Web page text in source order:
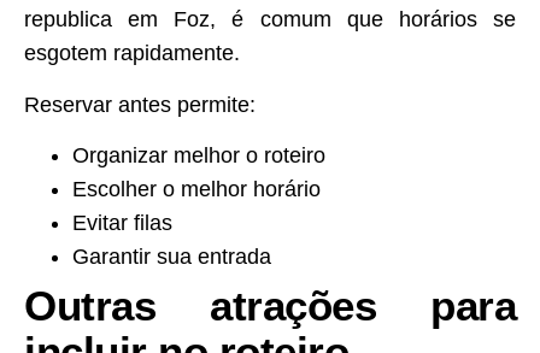
republica em Foz, é comum que horários se
esgotem rapidamente.
Reservar antes permite:
Organizar melhor o roteiro
Escolher o melhor horário
Evitar filas
Garantir sua entrada
Outras atrações para